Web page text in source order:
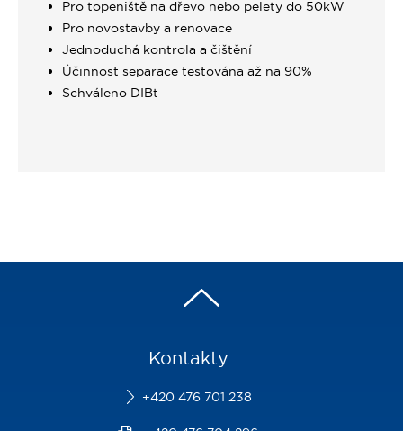
Pro topeniště na dřevo nebo pelety do 50kW
Pro novostavby a renovace
Jednoduchá kontrola a čištění
Účinnost separace testována až na 90%
Schváleno DIBt
Kontakty
+420 476 701 238